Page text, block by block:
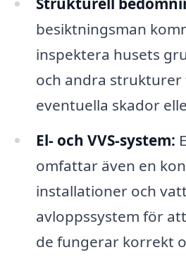
besiktningsman
inspektera husets
och andra
eventuella skador
El- och VVS-system:
omfattar även en
installationer och
avloppssystem för
de fungerar korrekt